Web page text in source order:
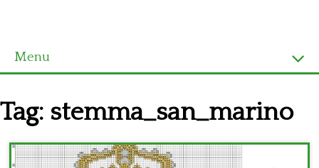
Menu
Ultimi schemi
Alfabeto
Tag: stemma_san_marino